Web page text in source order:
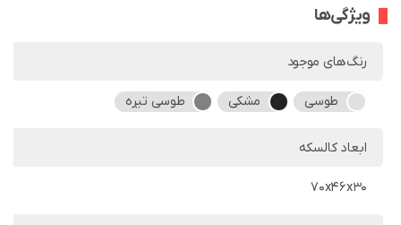
ویژگی‌ها
رنگ‌های موجود
طوسی مشکی طوسی تیره
ابعاد کالسکه
70x46x30